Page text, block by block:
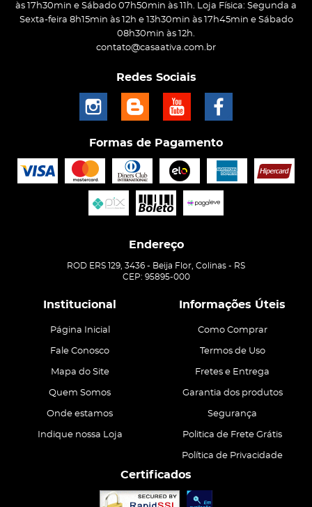
às 17h30min e Sábado 07h50min às 11h. Loja Física: Segunda a
Sexta-feira 8h15min às 12h e 13h30min às 17h45min e Sábado
08h30min às 12h.
contato@casaativa.com.br
Redes Sociais
Formas de Pagamento
Endereço
ROD ERS 129, 3436 - Beija Flor, Colinas - RS
CEP: 95895-000
Institucional
Página Inicial
Fale Conosco
Mapa do Site
Quem Somos
Onde estamos
Indique nossa Loja
Informações Úteis
Como Comprar
Termos de Uso
Fretes e Entrega
Garantia dos produtos
Segurança
Politica de Frete Grátis
Política de Privacidade
Certificados